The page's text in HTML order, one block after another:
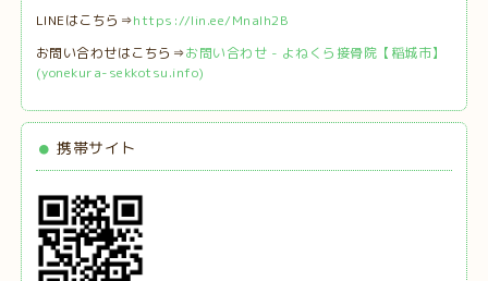
LINEはこちら⇒https://lin.ee/MnaIh2B
お問い合わせはこちら⇒お問い合わせ - よねくら接骨院【稲城市】
(yonekura-sekkotsu.info)
携帯サイト